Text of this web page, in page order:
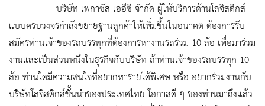
บริษัท เพกาซัส เออีซี จำกัด ผู้ให้บริการด้านโลจิสติกส์
แบบครบวงจรกำลังขยายฐานลูกค้าให้เพิ่มขึ้นในอนาคต ต้องการรับ
สมัครท่านเจ้าของรถบรรทุกที่ต้องการหางานรถร่วม 10 ล้อ เพื่อมาร่วม
งานและเป็นส่วนหนึ่งในธุรกิจกับบริษัท ถ้าท่านเจ้าของรถบรรทุก 10
ล้อ ท่านใดมีความสนใจที่อยากหารายได้พิเศษ หรือ อยากร่วมงานกับ
บริษัทโลจิสติกส์ชั้นนำของประเทศไทย โอกาสดี ๆ ของท่านมาถึงแล้ว